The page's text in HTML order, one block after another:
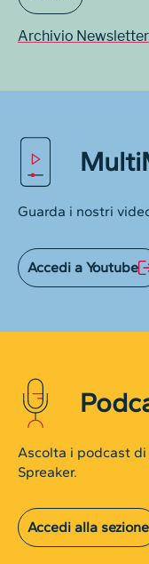
Archivio Newsletter
Guarda i nostri
Accedi a Youtube
Ascolta i podcast
Spreaker.
Accedi alla sezione